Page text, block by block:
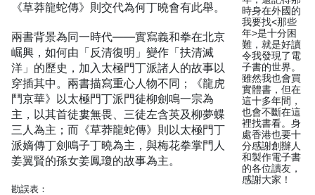
《草莽龍蛇傳》則交代為何丁曉會有此舉。
兩書背景為同一時代——實寫義和拳在北京
崛興，如何由「反清復明」變作「扶清滅
洋」的歷史，加入太極門丁派諸人的故事以
穿插其中。兩書描寫重心人物不同；《龍虎
鬥京華》以太極門丁派門徒柳劍鳴一宗為
主，以其首徒婁無畏、三徒左含英及柳夢蝶
三人為主；而《草莽龍蛇傳》則以太極門丁
派嫡傳丁劍鳴子丁曉為主，與梅花拳掌門人
姜翼賢的孫女姜鳳瓊的故事為主。
勘誤表：
時身在外國的
我要找<那些
年>是十分困
難，就是好讀
令我發現了電
子書的世界。
雖然我也會買
實體書，但在
這十多年間，
也會不斷在這
裡找書看。身
處香港也要十
分感謝創辦人
和製作電子書
的各位讀友，
感謝大家！